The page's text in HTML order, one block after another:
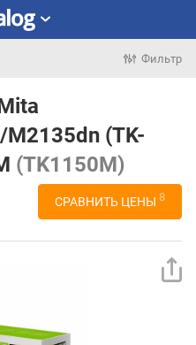
Фильтр
(TK-
(TK1150M)
СРАВНИТЬ ЦЕНЫ 8